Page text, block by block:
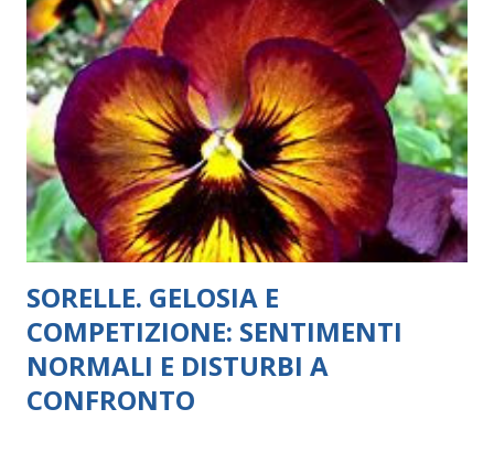
SORELLE. GELOSIA E
COMPETIZIONE: SENTIMENTI
NORMALI E DISTURBI A
CONFRONTO